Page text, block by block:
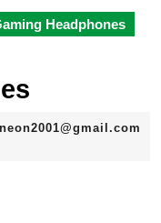
Headphones